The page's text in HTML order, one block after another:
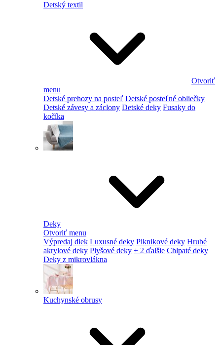
Detský textil
Otvoriť
menu
Detské prehozy na posteľ Detské posteľné obliečky
Detské závesy a záclony Detské deky Fusaky do
kočíka
Deky
Otvoriť menu
Výpredaj diek Luxusné deky Piknikové deky Hrubé
akrylové deky Plyšové deky + 2 ďalšie Chlpaté deky
Deky z mikrovlákna
Kuchynské obrusy